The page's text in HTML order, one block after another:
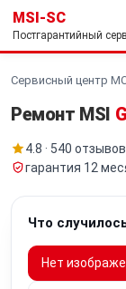
MSI-SC
Постгарантийный
Сервисный центр
Ремонт MSI
4.8 · 540 отзывов
гарантия 12
Что
Нет